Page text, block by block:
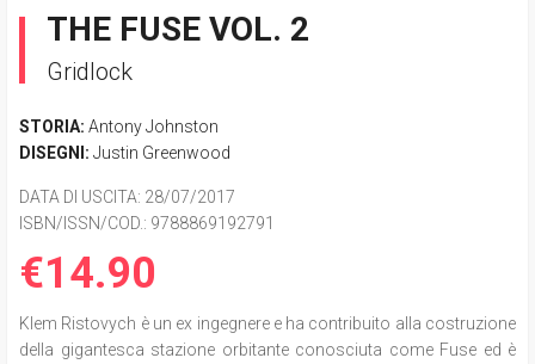
THE FUSE VOL. 2
Gridlock
STORIA: Antony Johnston
DISEGNI: Justin Greenwood
DATA DI USCITA: 28/07/2017
ISBN/ISSN/COD.: 9788869192791
€14.90
Klem Ristovych è un ex ingegnere e ha contribuito alla costruzione
della gigantesca stazione orbitante conosciuta come Fuse ed è